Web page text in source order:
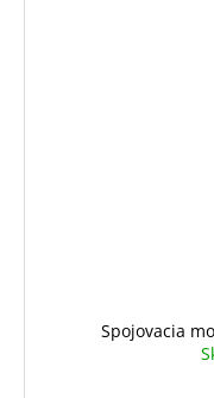
Spojovacia